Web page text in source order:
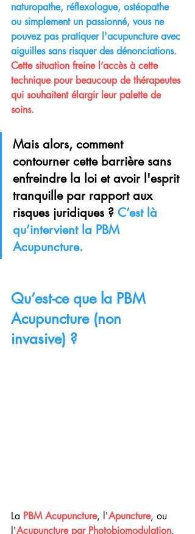
naturopathe, réflexologue, ostéopathe
ou simplement un passionné, vous ne
pouvez pas pratiquer l'acupuncture avec
aiguilles sans risquer des dénonciations.
Cette situation freine l’accès à cette
technique pour beaucoup de thérapeutes
qui souhaitent élargir leur palette de
soins.
Mais alors, comment
contourner cette barrière sans
enfreindre la loi et avoir l'esprit
tranquille par rapport aux
risques juridiques ? C’est là
qu’intervient la PBM
Acupuncture.
Qu’est-ce que la PBM
Acupuncture (non
invasive) ?
La PBM Acupuncture, l'Apuncture, ou
l'Acupuncture par Photobiomodulation,